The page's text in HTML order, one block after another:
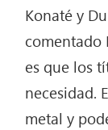
Konaté y
comentado
es que los
necesidad.
metal y